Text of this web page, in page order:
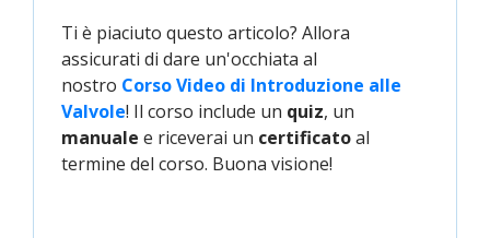
Ti è piaciuto questo articolo? Allora
assicurati di dare un'occhiata al
nostro Corso Video di Introduzione alle
Valvole! Il corso include un quiz, un
manuale e riceverai un certificatoal
termine del corso. Buona visione!